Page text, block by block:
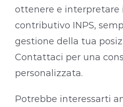
ottenere e interpretare
contributivo INPS,
gestione della tua
Contattaci per una
personalizzata.
Potrebbe interessarti